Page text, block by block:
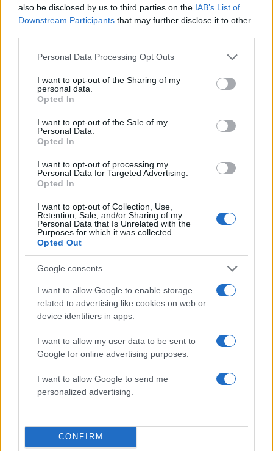
also be disclosed by us to third parties on the IAB’s List of
Downstream Participants that may further disclose it to other
Please note that this website/app uses one or more Google
not limited to your visit or usage behaviour. You may click to
grant or deny consent to Google and its third-party tags to
use your data for below specified purposes in below Google
consent section.
Personal Data Processing Opt Outs
I want to opt-out of the Sharing of my
personal data.
Opted In
I want to opt-out of the Sale of my
Personal Data.
Opted In
I want to opt-out of processing my
Personal Data for Targeted Advertising.
Opted In
I want to opt-out of Collection, Use,
Retention, Sale, and/or Sharing of my
Personal Data that Is Unrelated with the
Purposes for which it was collected.
Opted Out
Google consents
I want to allow Google to enable storage
related to advertising like cookies on web or
device identifiers in apps.
I want to allow my user data to be sent to
Google for online advertising purposes.
I want to allow Google to send me
personalized advertising.
CONFIRM
Πιο δημοφιλή
Καρυστιανού - Η επόμενη μέρα για την
«Ελπίδα για τη Δημοκρατία»
Συγκίνηση στο τελευταίο αντίο στον Λάκη
Χαλκιά: Με την «Φάμπρικα», λαούτο και
κλαρίνα αποχαιρέτησαν την εμβληματική
φωνή της μεταπολίτευσης
Ο Κώστας Σαμαράς δημοσίευσε μία παιδική
φωτογραφία για την επέτειο θανάτου της
αδελφής του, Λένας
Ποιος είναι ο ελληνοκύπριος Sir Ντέμης
Χασάμπης: Από το σκάκι, στο Νόμπελ
Χημείας και στο «τιμόνι» της AI της Google
Το πολωμένο μελτέμι που τροφοδότησε τις
φωτιές σε Αττική και Βοιωτία: «Από τα
ισχυρότερα επεισόδια των τελευταίων 50
χρόνων»
Πιο σχολιασμένα
Μητσοτάκης στην υπογραφή συμφωνίας
για την ηλεκτρική διασύνδεση Ελλάδας –
Κύπρου: «Ισχυρή ψήφος εμπιστοσύνης» η
Canadair 515: Οι πρώτες εικόνες από την
φωτιάς
85 Αυγερινός, Μουτσάτσου και ακόμη 20